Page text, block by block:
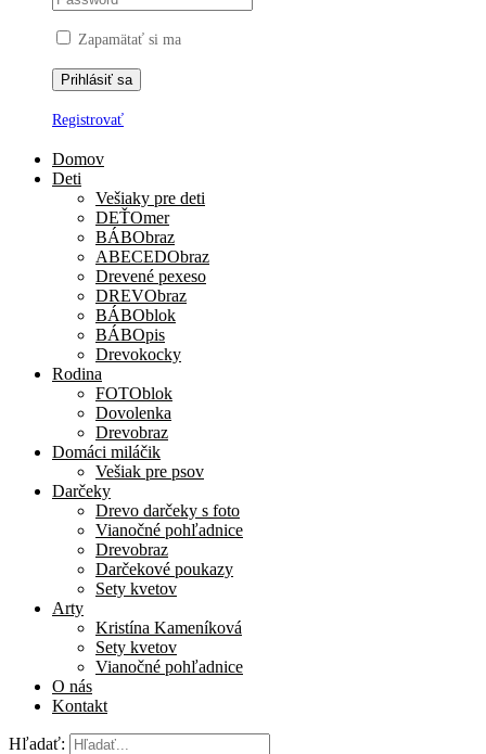
Zapamätať si ma
Registrovať
Domov
Deti
Vešiaky pre deti
DEŤOmer
BÁBObraz
ABECEDObraz
Drevené pexeso
DREVObraz
BÁBOblok
BÁBOpis
Drevokocky
Rodina
FOTOblok
Dovolenka
Drevobraz
Domáci miláčik
Vešiak pre psov
Darčeky
Drevo darčeky s foto
Vianočné pohľadnice
Drevobraz
Darčekové poukazy
Sety kvetov
Arty
Kristína Kameníková
Sety kvetov
Vianočné pohľadnice
O nás
Kontakt
Hľadať: